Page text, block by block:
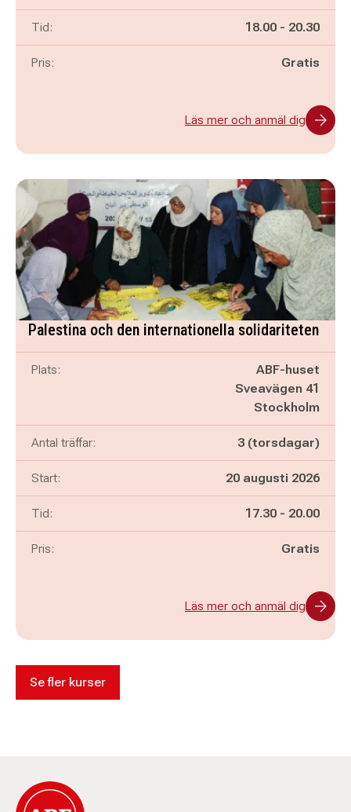
Tid: Pågår mellan
18.00 - och
20.30
Pris: Gratis
Läs mer och anmäl dig
Palestina och den internationella solidariteten
Plats:
ABF-huset
Sveavägen 41
Stockholm
Antal träffar: 3 (torsdagar)
Start: 20 augusti 2026
Tid: Pågår mellan
17.30 - och
20.00
Pris: Gratis
Läs mer och anmäl dig
Se fler kurser